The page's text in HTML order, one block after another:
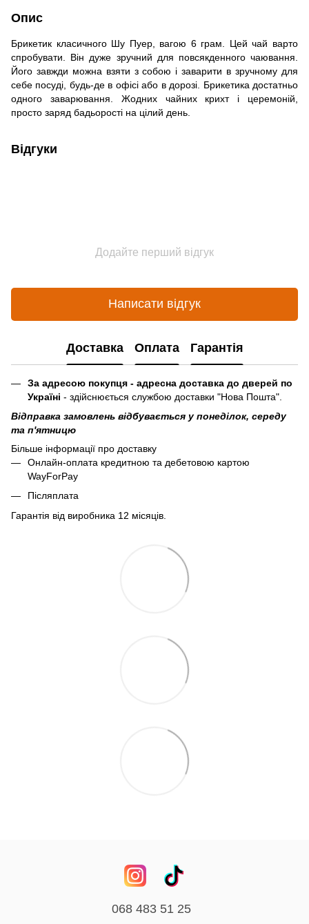
Опис
Брикетик класичного Шу Пуер, вагою 6 грам. Цей чай варто
спробувати. Він дуже зручний для повсякденного чаювання.
Його завжди можна взяти з собою і заварити в зручному для
себе посуді, будь-де в офісі або в дорозі. Брикетика достатньо
одного заварювання. Жодних чайних крихт і церемоній,
просто заряд бадьорості на цілий день.
Відгуки
Додайте перший відгук
Написати відгук
Доставка Оплата Гарантія
За адресою покупця - адресна доставка до дверей по
Україні - здійснюється службою доставки "Нова Пошта".
Відправка замовлень відбувається у понеділок, середу
та п'ятницю
Більше інформації про доставку
Онлайн-оплата кредитною та дебетовою картою
WayForPay
Післяплата
Гарантія від виробника 12 місяців.
068 483 51 25